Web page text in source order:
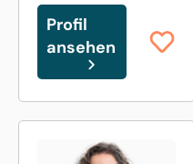
Profil
ansehen